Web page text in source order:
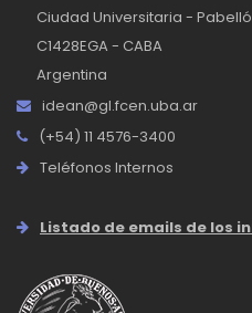
Ciudad Universitaria -
C1428EGA - CABA
Argentina
idean@gl.fcen.uba.ar
(+54) 11 4576-3400
Teléfonos Internos
Listado de emails de los